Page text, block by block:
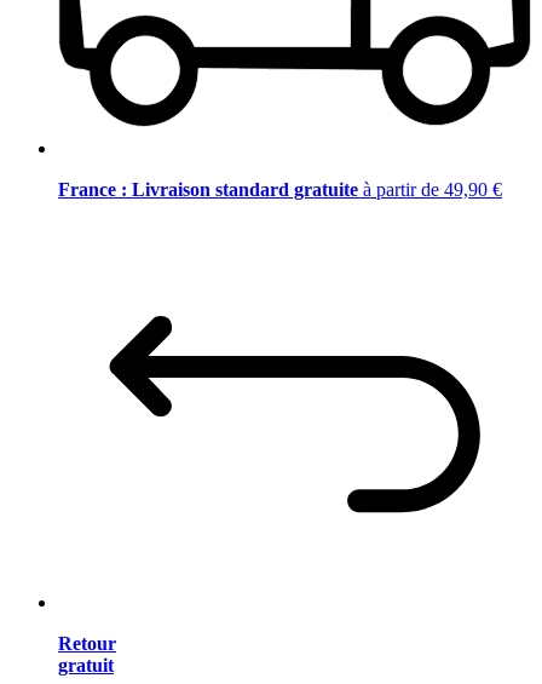
France : Livraison standard gratuite à partir de 49,90 €
Retour
gratuit